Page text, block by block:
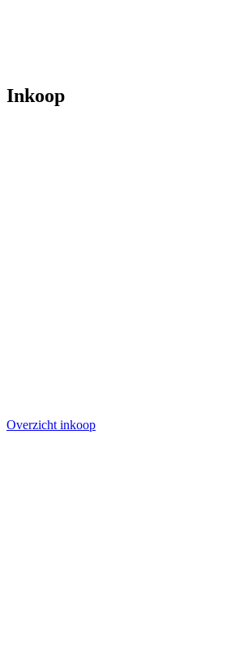
Inkoop
Overzicht inkoop